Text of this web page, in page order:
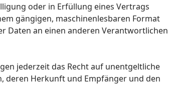
oder in Erfüllung eines Vertrags
gängigen, maschinenlesbaren Format
Daten an einen anderen Verantwortlichen
jederzeit das Recht auf unentgeltliche
deren Herkunft und Empfänger und den